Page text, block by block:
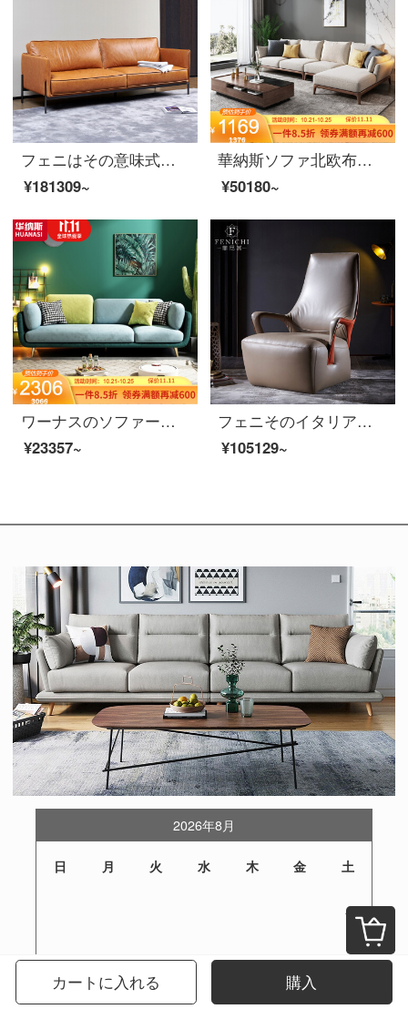
フェニはその意味式が極めて簡単で、真皮のソファーとオレンジの皮質の3人の寝室で、北欧の近代的で簡単な小型客間の家具Trapani-頭の階の牛革【ソファー】の意味式はきわめて簡単です。
¥181309~
華納斯ソファ北欧布芸ソファーセットは、実木ソファ現代家具シングル位+ツイン位+左貴妃(ベージュ)を分解して洗うことができます。
¥50180~
ワーナスのソファーの小型ソファーの後、現代の小型ソファーの綿毛の布芸ソファーセット【緑】の三人です。
¥23357~
フェニそのイタリア式は極簡単で、全本革のソファーと鞍の皮の高い背もたれの肘掛け椅子と客間の創意的なレジャー椅子【鞍の皮の真皮】ソファと椅子のセットです。
¥105129~
カートに入れる 購入
2026年8月
日 月 火 水 木 金 土
1
2 3 4 6 7 8